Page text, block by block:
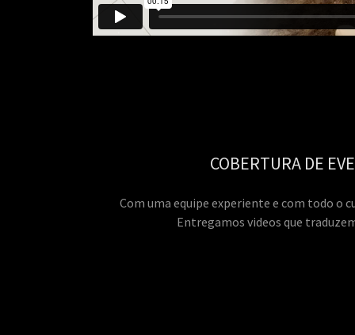
COBERTURA DE
Com uma equipe experiente e com todo o
Entregamos videos que